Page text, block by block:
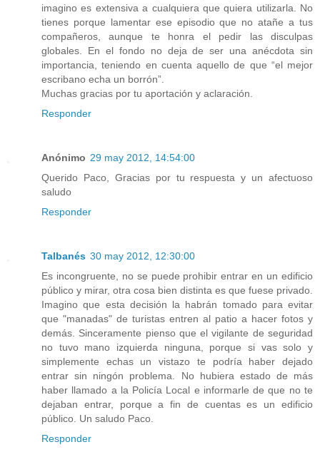
imagino es extensiva a cualquiera que quiera utilizarla. No
tienes porque lamentar ese episodio que no atañe a tus
compañeros, aunque te honra el pedir las disculpas
globales. En el fondo no deja de ser una anécdota sin
importancia, teniendo en cuenta aquello de que “el mejor
escribano echa un borrón”.
Muchas gracias por tu aportación y aclaración.
Responder
Anónimo 29 may 2012, 14:54:00
Querido Paco, Gracias por tu respuesta y un afectuoso
saludo
Responder
Talbanés 30 may 2012, 12:30:00
Es incongruente, no se puede prohibir entrar en un edificio
público y mirar, otra cosa bien distinta es que fuese privado.
Imagino que esta decisión la habrán tomado para evitar
que "manadas" de turistas entren al patio a hacer fotos y
demás. Sinceramente pienso que el vigilante de seguridad
no tuvo mano izquierda ninguna, porque si vas solo y
simplemente echas un vistazo te podría haber dejado
entrar sin ningón problema. No hubiera estado de más
haber llamado a la Policía Local e informarle de que no te
dejaban entrar, porque a fin de cuentas es un edificio
público. Un saludo Paco.
Responder